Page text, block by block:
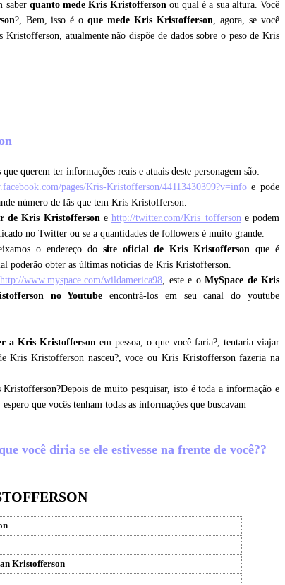
saber quanto mede Kris Kristoffersonou qual é a sua altura. Você
?, Bem, isso é oque mede Kris Kristofferson, agora, se você
Kristofferson, atualmente não dispõe de dados sobre o peso de Kris
que querem ter informações reais e atuais deste personagem são:
pages/Kris-Kristofferson/44113430399?v=infoe pode
número de fãs que tem Kris Kristofferson.
de Kris Kristoffersone http://twitter.com/Kris_toffersone podem
no Twitter ou se a quantidades de followers é muito grande.
o endereço do site oficial de Kris Kristofferson que é
poderão obter as últimas notícias de Kris Kristofferson.
http://www.myspace.com/wildamerica98, este e o MySpace de Kris
no Youtube encontrá-los em seu canal do youtube
a Kris Kristofferson em pessoa, o que você faria?, tentaria viajar
Kris Kristofferson nasceu?, voce ou Kris Kristofferson fazeria na
de muito pesquisar, isto é toda a informação e
que vocês tenham todas as informações que buscavam
você diria se ele estivesse na frente de você??
Kristofferson